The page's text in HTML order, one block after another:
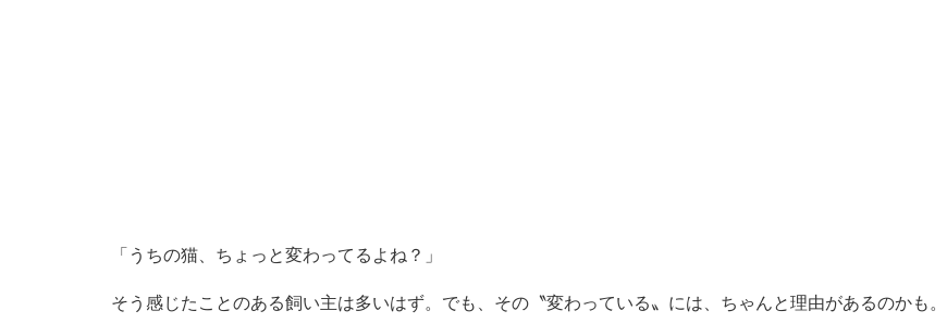
「うちの猫、ちょっと変わってるよね？」
そう感じたことのある飼い主は多いはず。でも、その〝変わっている〟には、ちゃんと理由があるのかも。